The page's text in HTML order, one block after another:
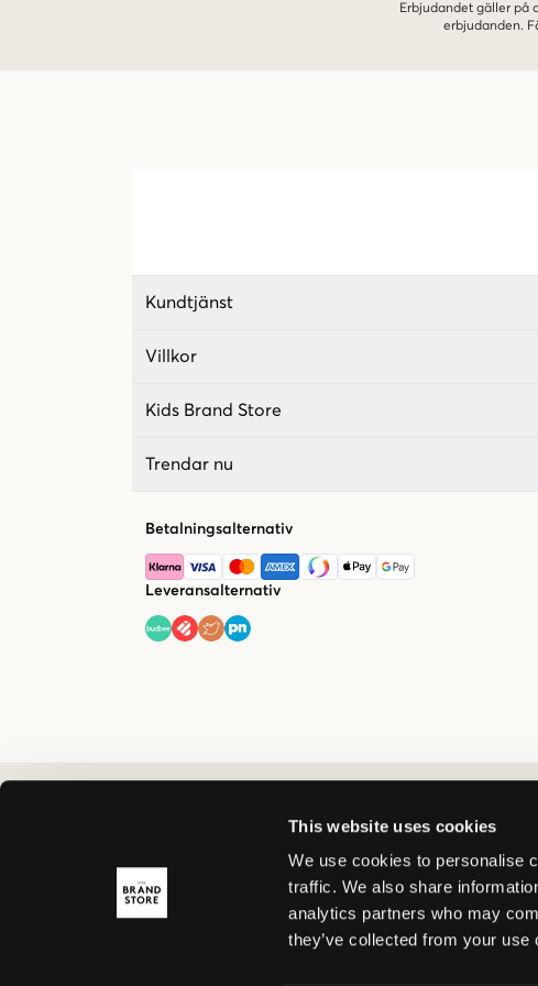
This website uses cookies
We use cookies to personalise
traffic. We also share
analytics partners who may
they’ve collected from your use
Erbjudandet gäller på
erbjudanden.
Kundtjänst
Villkor
Kids Brand Store
Trendar nu
Betalningsalternativ
Leveransalternativ